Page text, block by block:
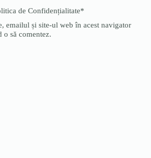
de Confidențialitate*
emailul și site-ul web în acest navigator
o să comentez.